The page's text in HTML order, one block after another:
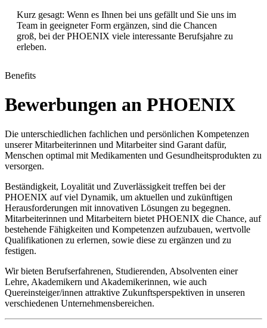
Kurz gesagt: Wenn es Ihnen bei uns gefällt und Sie uns im
Team in geeigneter Form ergänzen, sind die Chancen
groß, bei der PHOENIX viele interessante Berufsjahre zu
erleben.
Benefits
Bewerbungen an PHOENIX
Die unterschiedlichen fachlichen und persönlichen Kompetenzen
unserer Mitarbeiterinnen und Mitarbeiter sind Garant dafür,
Menschen optimal mit Medikamenten und Gesundheitsprodukten zu
versorgen.
Beständigkeit, Loyalität und Zuverlässigkeit treffen bei der
PHOENIX auf viel Dynamik, um aktuellen und zukünftigen
Herausforderungen mit innovativen Lösungen zu begegnen.
Mitarbeiterinnen und Mitarbeitern bietet PHOENIX die Chance, auf
bestehende Fähigkeiten und Kompetenzen aufzubauen, wertvolle
Qualifikationen zu erlernen, sowie diese zu ergänzen und zu
festigen.
Wir bieten Berufserfahrenen, Studierenden, Absolventen einer
Lehre, Akademikern und Akademikerinnen, wie auch
Quereinsteiger/innen attraktive Zukunftsperspektiven in unseren
verschiedenen Unternehmensbereichen.